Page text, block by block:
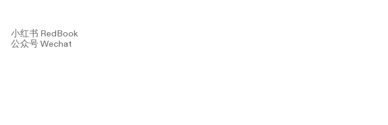
小红书 RedBook
公众号 Wechat